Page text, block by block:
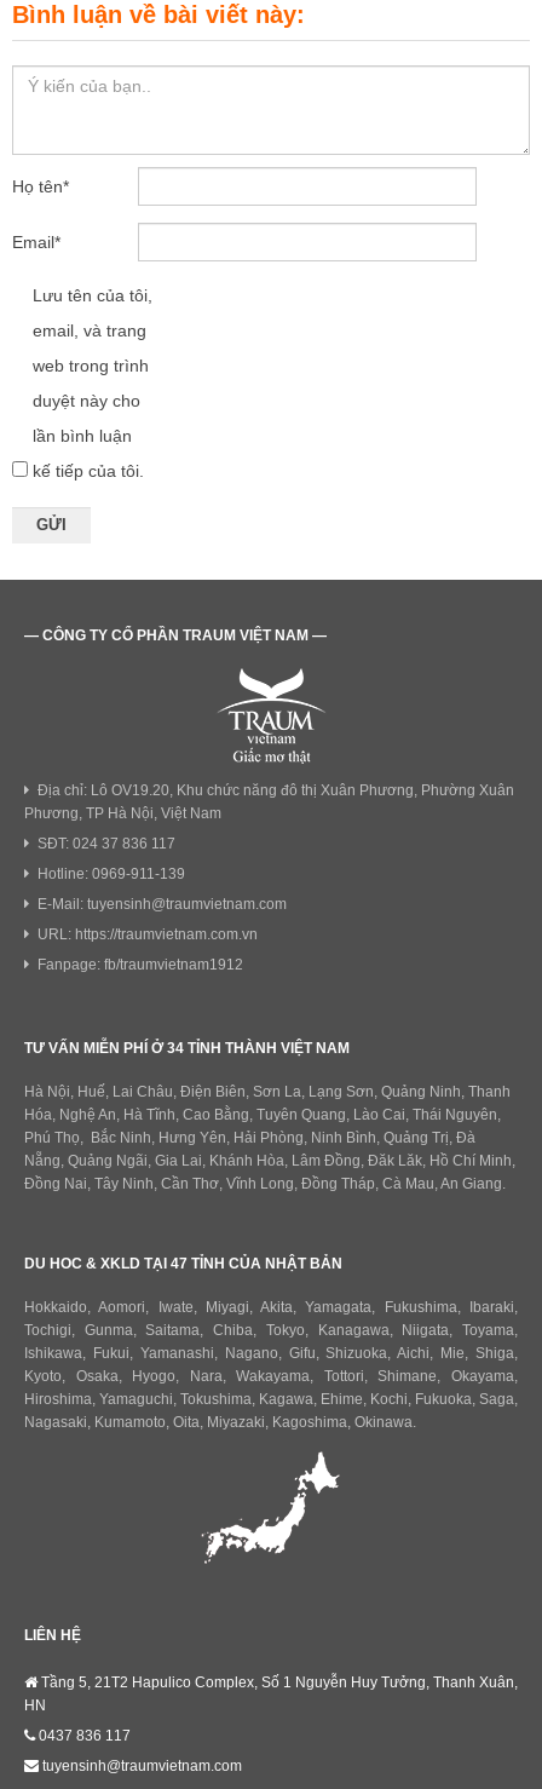
Bình luận về bài viết này:
Họ tên*
Email*
Lưu tên của tôi,
email, và trang
web trong trình
duyệt này cho
lần bình luận
kế tiếp của tôi.
— CÔNG TY CỔ PHẦN TRAUM VIỆT NAM —
Địa chỉ: Lô OV19.20, Khu chức năng đô thị Xuân Phương, Phường Xuân
Phương, TP Hà Nội, Việt Nam
SĐT: 024 37 836 117
Hotline: 0969-911-139
E-Mail: tuyensinh@traumvietnam.com
URL: https://traumvietnam.com.vn
Fanpage: fb/traumvietnam1912
TƯ VẤN MIỄN PHÍ Ở 34 TỈNH THÀNH VIỆT NAM
Hà Nội, Huế, Lai Châu, Điện Biên, Sơn La, Lạng Sơn, Quảng Ninh, Thanh
Hóa, Nghệ An, Hà Tĩnh, Cao Bằng, Tuyên Quang, Lào Cai, Thái Nguyên,
Phú Thọ, Bắc Ninh, Hưng Yên, Hải Phòng, Ninh Bình, Quảng Trị, Đà
Nẵng, Quảng Ngãi, Gia Lai, Khánh Hòa, Lâm Đồng, Đăk Lăk, Hồ Chí Minh,
Đồng Nai, Tây Ninh, Cần Thơ, Vĩnh Long, Đồng Tháp, Cà Mau, An Giang.
DU HOC & XKLD TẠI 47 TỈNH CỦA NHẬT BẢN
Hokkaido,Aomori, Iwate, Miyagi,Akita,Yamagata, Fukushima, Ibaraki,
Tochigi, Gunma, Saitama,Chiba, Tokyo, Kanagawa, Niigata,Toyama,
Ishikawa, Fukui, Yamanashi, Nagano, Gifu, Shizuoka,Aichi, Mie, Shiga,
Kyoto, Osaka, Hyogo, Nara,Wakayama, Tottori, Shimane,Okayama,
Hiroshima, Yamaguchi, Tokushima, Kagawa, Ehime, Kochi, Fukuoka, Saga,
Nagasaki, Kumamoto, Oita, Miyazaki, Kagoshima, Okinawa.
LIÊN HỆ
Tầng 5, 21T2 Hapulico Complex, Số 1 Nguyễn Huy Tưởng, Thanh Xuân,
HN
0437 836 117
tuyensinh@traumvietnam.com